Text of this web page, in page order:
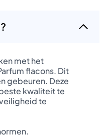
met het
flacons. Dit
gebeuren. Deze
kwaliteit te
te